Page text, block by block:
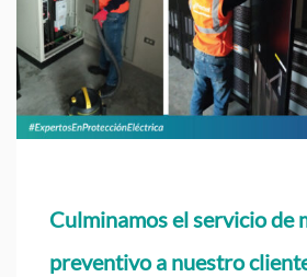
Culminamos el servicio de
preventivo a nuestro